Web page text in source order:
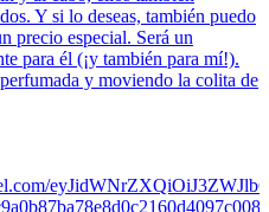
Y si lo deseas, también puedo
precio especial. Será un
para él (¡y también para mí!).
y moviendo la colita de